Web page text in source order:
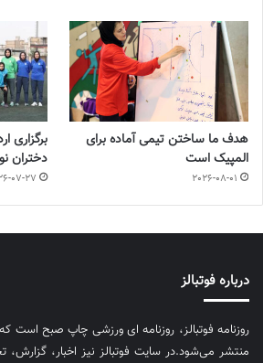
هدف ما ساختن تیمی آماده برای
المپیک است
2026-08-01
برگزاری
دختران
07-27
درباره فوتبالز
منتشر می‌شود.در سایت فوتبالز نیز اخبار،